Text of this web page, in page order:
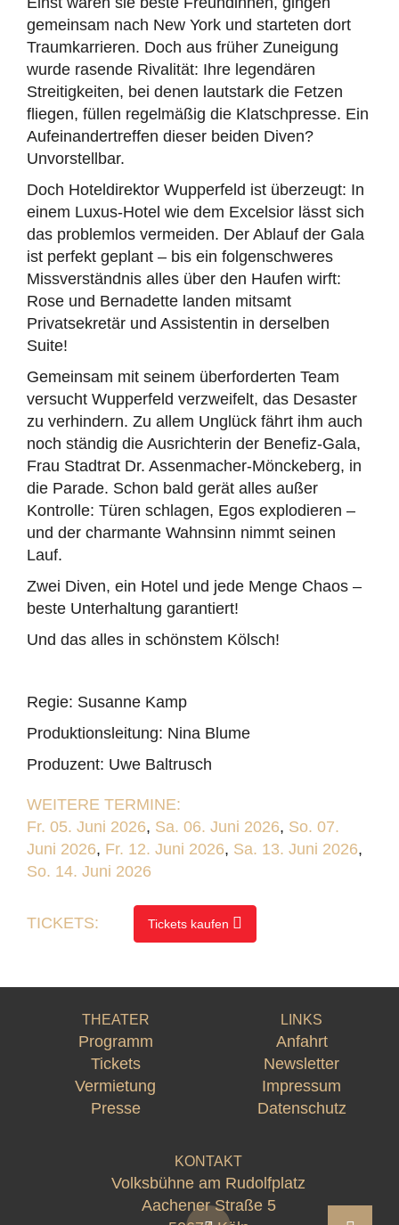
gemeinsam nach New York und starteten dort
Traumkarrieren. Doch aus früher Zuneigung
wurde rasende Rivalität: Ihre legendären
Streitigkeiten, bei denen lautstark die Fetzen
fliegen, füllen regelmäßig die Klatschpresse. Ein
Aufeinandertreffen dieser beiden Diven?
Unvorstellbar.
Doch Hoteldirektor Wupperfeld ist überzeugt: In
einem Luxus-Hotel wie dem Excelsior lässt sich
das problemlos vermeiden. Der Ablauf der Gala
ist perfekt geplant – bis ein folgenschweres
Missverständnis alles über den Haufen wirft:
Rose und Bernadette landen mitsamt
Privatsekretär und Assistentin in derselben
Suite!
Gemeinsam mit seinem überforderten Team
versucht Wupperfeld verzweifelt, das Desaster
zu verhindern. Zu allem Unglück fährt ihm auch
noch ständig die Ausrichterin der Benefiz-Gala,
Frau Stadtrat Dr. Assenmacher-Mönckeberg, in
die Parade. Schon bald gerät alles außer
Kontrolle: Türen schlagen, Egos explodieren –
und der charmante Wahnsinn nimmt seinen
Lauf.
Zwei Diven, ein Hotel und jede Menge Chaos –
beste Unterhaltung garantiert!
Und das alles in schönstem Kölsch!
Regie: Susanne Kamp
Produktionsleitung: Nina Blume
Produzent: Uwe Baltrusch
WEITERE TERMINE:
Fr. 05. Juni 2026, Sa. 06. Juni 2026, So. 07.
Juni 2026, Fr. 12. Juni 2026, Sa. 13. Juni 2026,
So. 14. Juni 2026
TICKETS: Tickets kaufen
THEATER
Programm
Tickets
Vermietung
Presse
LINKS
Anfahrt
Newsletter
Impressum
Datenschutz
KONTAKT
Volksbühne am Rudolfplatz
Aachener Straße 5